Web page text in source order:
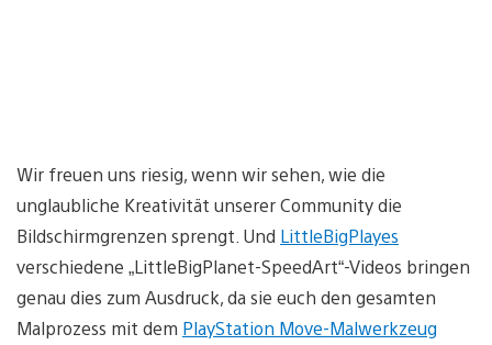
Wir freuen uns riesig, wenn wir sehen, wie die
unglaubliche Kreativität unserer Community die
Bildschirmgrenzen sprengt. Und LittleBigPlayes
verschiedene „LittleBigPlanet-SpeedArt“-Videos bringen
genau dies zum Ausdruck, da sie euch den gesamten
Malprozess mit dem PlayStation Move-Malwerkzeug